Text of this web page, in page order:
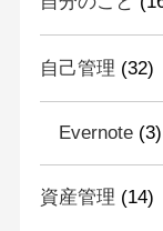
自己管理 (32)
Evernote(3)
資産管理 (14)